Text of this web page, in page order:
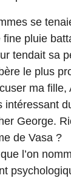
se
fine pluie
tendait sa
le plus
ma fille,
intéressant
George.
de Vasa ?
l’on